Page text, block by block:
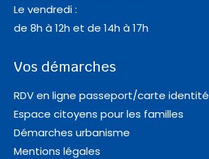
Le vendredi :
de 8h à 12h et de 14h à 17h
Vos démarches
RDV en ligne passeport/carte identité
Espace citoyens pour les familles
Démarches urbanisme
Mentions légales